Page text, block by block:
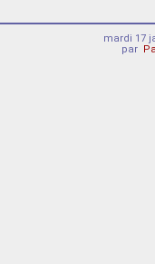
mardi 17
par